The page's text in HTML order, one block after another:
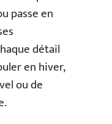
passe en
détail
en hiver,
ou de